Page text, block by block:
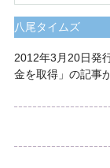
八尾タイムズ
2012年3月20日発
金を取得」の記事